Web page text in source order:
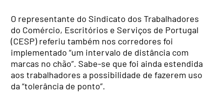
O representante do Sindicato dos Trabalhadores
do Comércio, Escritórios e Serviços de Portugal
(CESP) referiu também nos corredores foi
implementado “um intervalo de distância com
marcas no chão”. Sabe-se que foi ainda estendida
aos trabalhadores a possibilidade de fazerem uso
da “tolerância de ponto”.